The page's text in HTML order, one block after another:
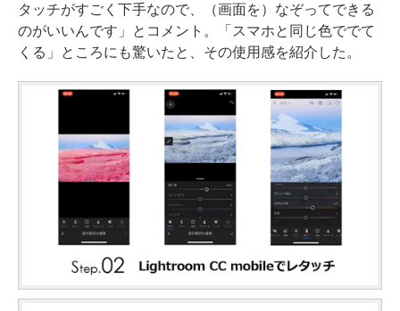
タッチがすごく下手なので、（画面を）なぞってできる
のがいいんです」とコメント。「スマホと同じ色ででて
くる」ところにも驚いたと、その使用感を紹介した。